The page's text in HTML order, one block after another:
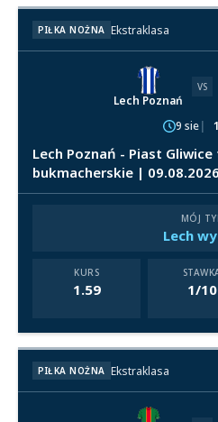
PIŁKA NOŻNA Ekstraklasa
Lech Poznań
VS
9 sie
Lech Poznań - Piast
bukmacherskie | 09.08.2026
MÓJ
Lech
KURS
1.59 1/10
PIŁKA NOŻNA Ekstraklasa